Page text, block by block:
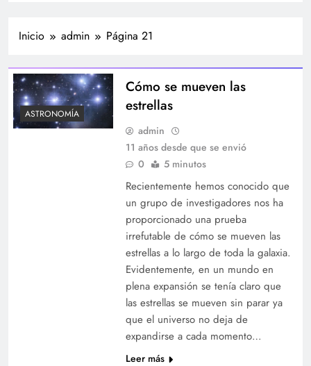
Inicio admin Página 21
ASTRONOMÍA
Cómo se mueven las
estrellas
admin
11 años desde que se envió
0
5 minutos
Recientemente hemos conocido que
un grupo de investigadores nos ha
proporcionado una prueba
irrefutable de cómo se mueven las
estrellas a lo largo de toda la galaxia.
Evidentemente, en un mundo en
plena expansión se tenía claro que
las estrellas se mueven sin parar ya
que el universo no deja de
expandirse a cada momento…
Leer más